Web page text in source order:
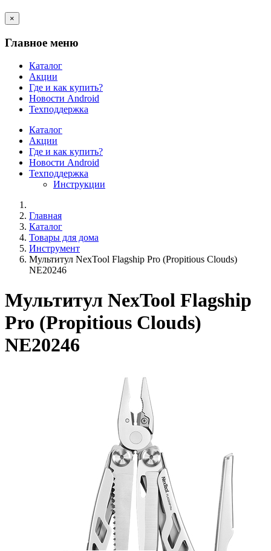
×
Главное меню
Каталог
Акции
Где и как купить?
Новости Android
Техподдержка
Каталог
Акции
Где и как купить?
Новости Android
Техподдержка
Инструкции
Главная
Каталог
Товары для дома
Инструмент
Мультитул NexTool Flagship Pro (Propitious Clouds)
NE20246
Мультитул NexTool Flagship
Pro (Propitious Clouds)
NE20246